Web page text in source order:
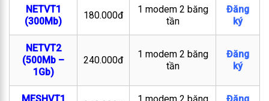
NETVT1
(300Mb)
180.000đ
1 modem 2 băng
tần
Đăng
ký
NETVT2
(500Mb –
1Gb)
240.000đ
1 modem 2 băng
tần
Đăng
ký